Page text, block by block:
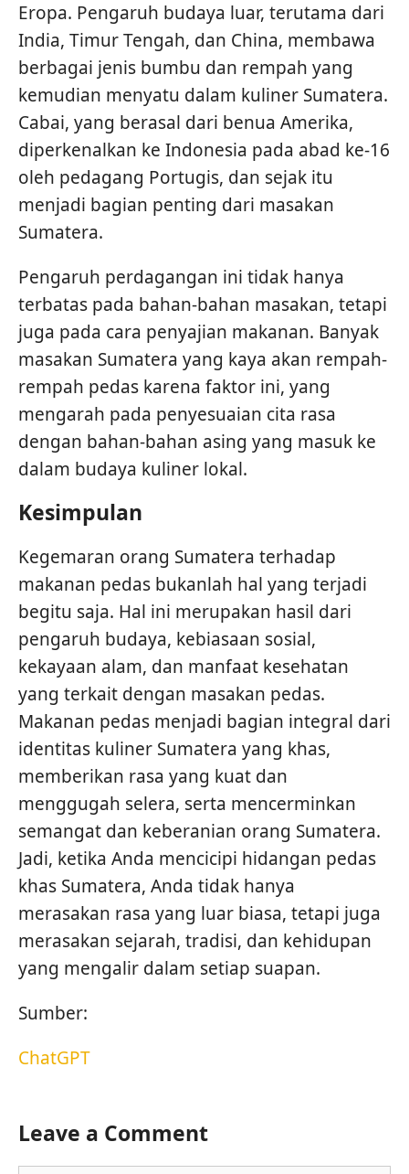
Eropa. Pengaruh budaya luar, terutama dari
India, Timur Tengah, dan China, membawa
berbagai jenis bumbu dan rempah yang
kemudian menyatu dalam kuliner Sumatera.
Cabai, yang berasal dari benua Amerika,
diperkenalkan ke Indonesia pada abad ke-16
oleh pedagang Portugis, dan sejak itu
menjadi bagian penting dari masakan
Sumatera.
Pengaruh perdagangan ini tidak hanya
terbatas pada bahan-bahan masakan, tetapi
juga pada cara penyajian makanan. Banyak
masakan Sumatera yang kaya akan rempah-
rempah pedas karena faktor ini, yang
mengarah pada penyesuaian cita rasa
dengan bahan-bahan asing yang masuk ke
dalam budaya kuliner lokal.
Kesimpulan
Kegemaran orang Sumatera terhadap
makanan pedas bukanlah hal yang terjadi
begitu saja. Hal ini merupakan hasil dari
pengaruh budaya, kebiasaan sosial,
kekayaan alam, dan manfaat kesehatan
yang terkait dengan masakan pedas.
Makanan pedas menjadi bagian integral dari
identitas kuliner Sumatera yang khas,
memberikan rasa yang kuat dan
menggugah selera, serta mencerminkan
semangat dan keberanian orang Sumatera.
Jadi, ketika Anda mencicipi hidangan pedas
khas Sumatera, Anda tidak hanya
merasakan rasa yang luar biasa, tetapi juga
merasakan sejarah, tradisi, dan kehidupan
yang mengalir dalam setiap suapan.
Sumber:
ChatGPT
Leave a Comment